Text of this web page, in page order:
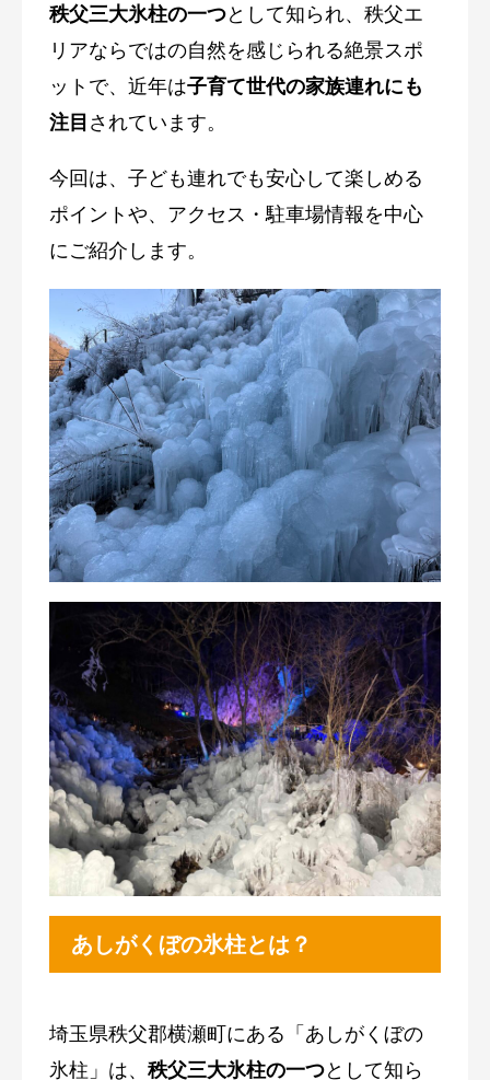
秩父三大氷柱の一つとして知られ、秩父エ
リアならではの自然を感じられる絶景スポ
ットで、近年は子育て世代の家族連れにも
注目 されています。
今回は、子ども連れでも安心して楽しめる
ポイントや、アクセス・駐車場情報を中心
にご紹介します。
あしがくぼの氷柱とは？
埼玉県秩父郡横瀬町にある「あしがくぼの
氷柱」は、 秩父三大氷柱の一つとして知ら